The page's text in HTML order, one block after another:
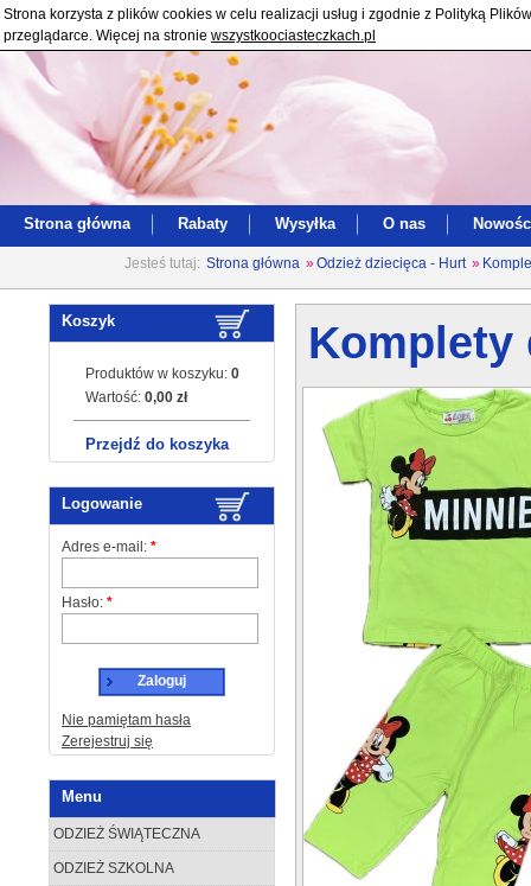
Strona korzysta z plików cookies w celu realizacji usług i zgodnie z Polityką
przeglądarce. Więcej na stronie wszystkoociasteczkach.pl
Strona główna Rabaty Wysyłka O nas
Jesteś tutaj: Strona główna »Odzież dziecięca - Hurt »
Koszyk
Produktów w koszyku: 0
Wartość: 0,00 zł
Przejdź do koszyka
Logowanie
Adres e-mail: *
Hasło: *
Zaloguj
Nie pamiętam hasła
Zerejestruj się
Menu
ODZIEŻ ŚWIĄTECZNA
ODZIEŻ SZKOLNA
Komplety